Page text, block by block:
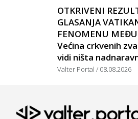
OTKRIVENI
GLASANJA
FENOMENU
Većina crkvenih
vidi ništa
Valter Portal 08.08.2026